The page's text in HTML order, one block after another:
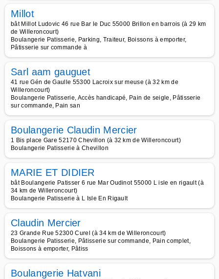
Millot
bât Millot Ludovic 46 rue Bar le Duc 55000 Brillon en barrois (à 29 km
de Willeroncourt)
Boulangerie Patisserie, Parking, Traiteur, Boissons à emporter,
Pâtisserie sur commande à
Sarl aam gauguet
41 rue Gén de Gaulle 55300 Lacroix sur meuse (à 32 km de
Willeroncourt)
Boulangerie Patisserie, Accès handicapé, Pain de seigle, Pâtisserie
sur commande, Pain san
Boulangerie Claudin Mercier
1 Bis place Gare 52170 Chevillon (à 32 km de Willeroncourt)
Boulangerie Patisserie à Chevillon
MARIE ET DIDIER
bât Boulangerie Patisser 6 rue Mar Oudinot 55000 L isle en rigault (à
34 km de Willeroncourt)
Boulangerie Patisserie à L Isle En Rigault
Claudin Mercier
23 Grande Rue 52300 Curel (à 34 km de Willeroncourt)
Boulangerie Patisserie, Pâtisserie sur commande, Pain complet,
Boissons à emporter, Pâtiss
Boulangerie Hatvani